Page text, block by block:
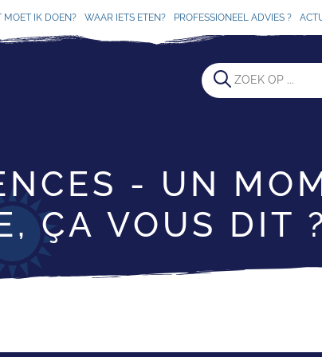
MOET IK DOEN? WAAR IETS ETEN? PROFESSIONEEL ADVIES ?
- UN
ÇA VOUS DIT ?